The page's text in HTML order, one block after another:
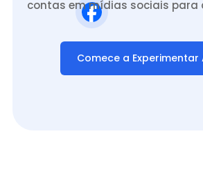
contas em mídias sociais para
Comece a Experimentar